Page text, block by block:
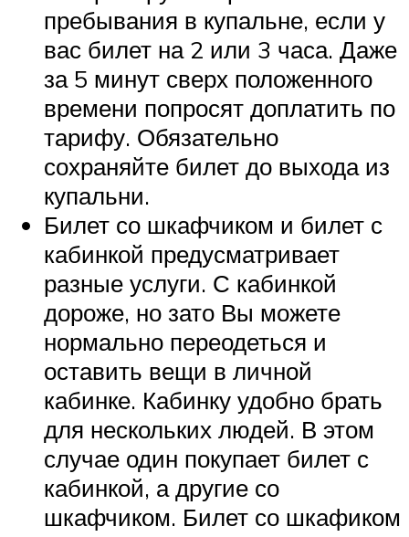
пребывания в купальне, если у
вас билет на 2 или 3 часа. Даже
за 5 минут сверх положенного
времени попросят доплатить по
тарифу. Обязательно
сохраняйте билет до выхода из
купальни.
Билет со шкафчиком и билет с
кабинкой предусматривает
разные услуги. С кабинкой
дороже, но зато Вы можете
нормально переодеться и
оставить вещи в личной
кабинке. Кабинку удобно брать
для нескольких людей. В этом
случае один покупает билет с
кабинкой, а другие со
шкафчиком. Билет со шкафиком